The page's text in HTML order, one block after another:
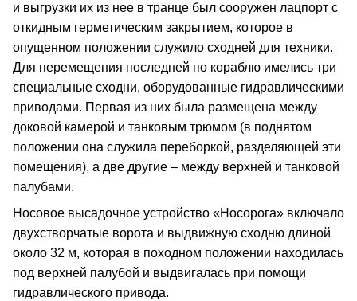
и выгрузки их из нее в транце был сооружен лацпорт с
откидным герметическим закрытием, которое в
опущенном положении служило сходней для техники.
Для перемещения последней по кораблю имелись три
специальные сходни, оборудованные гидравлическими
приводами. Первая из них была размещена между
доковой камерой и танковым трюмом (в поднятом
положении она служила переборкой, разделяющей эти
помещения), а две другие – между верхней и танковой
палубами.
Носовое высадочное устройство «Носорога» включало
двухстворчатые ворота и выдвижную сходню длиной
около 32 м, которая в походном положении находилась
под верхней палубой и выдвигалась при помощи
гидравлического привода.